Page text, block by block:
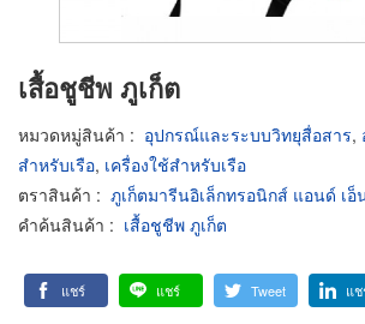
เสื้อชูชีพ ภูเก็ต
หมวดหมู่สินค้า : อุปกรณ์และระบบวิทยุสื่อสาร,
สำหรับเรือ, เครื่องใช้สำหรับเรือ
ตราสินค้า : ภูเก็ตมารีนอิเล็กทรอนิกส์ แอนด์ เอ็
คำค้นสินค้า : เสื้อชูชีพ ภูเก็ต
แชร์ แชร์ Tweet แ